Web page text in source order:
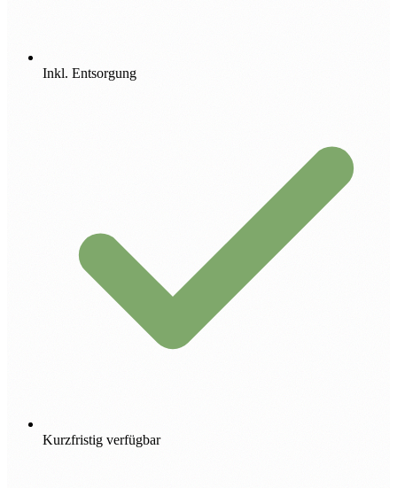
Inkl. Entsorgung
Kurzfristig verfügbar